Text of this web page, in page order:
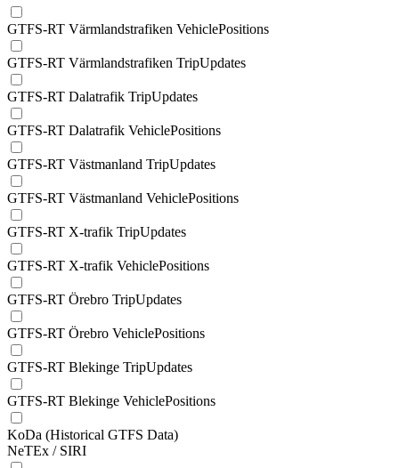
GTFS-RT Värmlandstrafiken VehiclePositions
GTFS-RT Värmlandstrafiken TripUpdates
GTFS-RT Dalatrafik TripUpdates
GTFS-RT Dalatrafik VehiclePositions
GTFS-RT Västmanland TripUpdates
GTFS-RT Västmanland VehiclePositions
GTFS-RT X-trafik TripUpdates
GTFS-RT X-trafik VehiclePositions
GTFS-RT Örebro TripUpdates
GTFS-RT Örebro VehiclePositions
GTFS-RT Blekinge TripUpdates
GTFS-RT Blekinge VehiclePositions
KoDa (Historical GTFS Data)
NeTEx / SIRI